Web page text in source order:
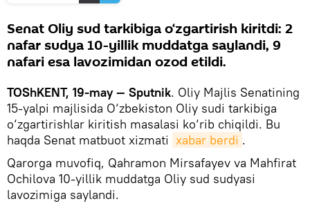
Senat Oliy sud tarkibiga o‘zgartirish kiritdi: 2
nafar sudya 10-yillik muddatga saylandi, 9
nafari esa lavozimidan ozod etildi.
TOShKENT, 19-may — Sputnik. Oliy Majlis Senatining
15-yalpi majlisida O‘zbekiston Oliy sudi tarkibiga
o‘zgartirishlar kiritish masalasi ko‘rib chiqildi. Bu
haqda Senat matbuot xizmati xabar berdi .
Qarorga muvofiq, Qahramon Mirsafayev va Mahfirat
Ochilova 10-yillik muddatga Oliy sud sudyasi
lavozimiga saylandi.